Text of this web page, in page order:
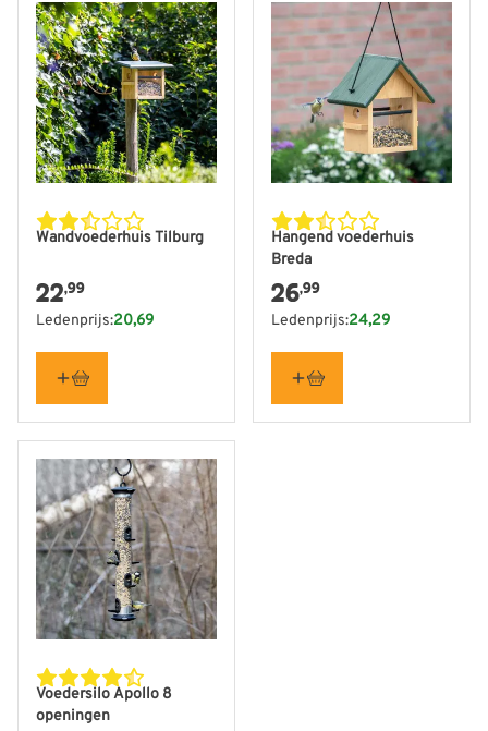
Wandvoederhuis Tilburg
22,99
Ledenprijs:20,69
Hangend voederhuis
Breda
26,99
Ledenprijs:24,29
Voedersilo Apollo 8
openingen